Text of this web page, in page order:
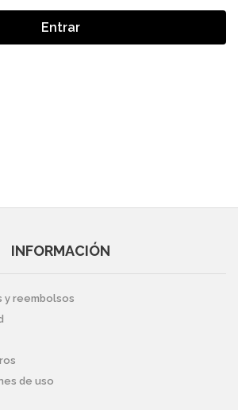
Entrar
INFORMACIÓN
y reembolsos
de uso